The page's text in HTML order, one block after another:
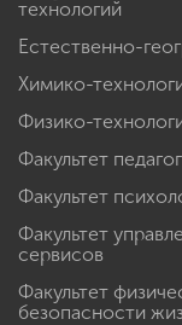
технологий
Естественно-
Химико-
Физико-
Факультет
Факультет
Факультет
сервисов
Факультет
безопасности